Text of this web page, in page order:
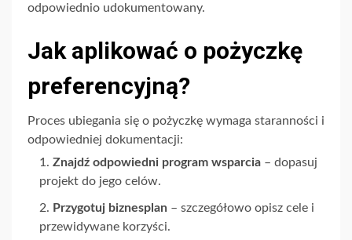
odpowiednio udokumentowany.
Jak aplikować o pożyczkę
preferencyjną?
Proces ubiegania się o pożyczkę wymaga staranności i
odpowiedniej dokumentacji:
Znajdź odpowiedni program wsparcia – dopasuj
projekt do jego celów.
Przygotuj biznesplan – szczegółowo opisz cele i
przewidywane korzyści.